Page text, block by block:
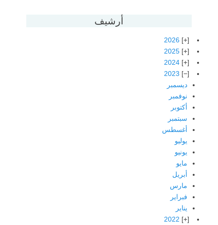
أرشيف
2026
2025
2024
2023
ديسمبر
نوفمبر
أكتوبر
سبتمبر
أغسطس
يوليو
يونيو
مايو
أبريل
مارس
فبراير
يناير
2022